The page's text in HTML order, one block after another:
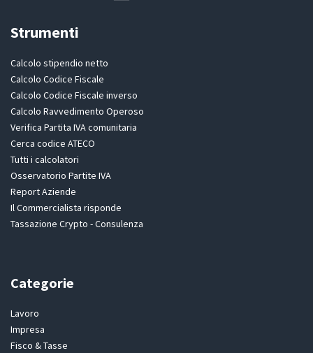
Strumenti
Calcolo stipendio netto
Calcolo Codice Fiscale
Calcolo Codice Fiscale inverso
Calcolo Ravvedimento Operoso
Verifica Partita IVA comunitaria
Cerca codice ATECO
Tutti i calcolatori
Osservatorio Partite IVA
Report Aziende
Il Commercialista risponde
Tassazione Crypto - Consulenza
Categorie
Lavoro
Impresa
Fisco & Tasse